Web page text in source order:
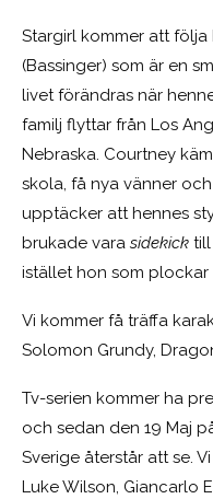
Stargirl kommer att
(Bassinger) som är en
livet förändras när
familj flyttar från Los
Nebraska. Courtney
skola, få nya vänner
upptäcker att hennes
brukade vara sidekick
istället hon som
Vi kommer få träffa
Solomon Grundy,
Tv-serien kommer ha
och sedan den 19 Maj
Sverige återstår att se.
Luke Wilson, Giancarlo